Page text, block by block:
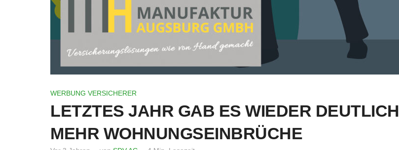
WERBUNG VERSICHERER
LETZTES JAHR GAB ES WIEDER DEUTLICH
MEHR WOHNUNGSEINBRÜCHE